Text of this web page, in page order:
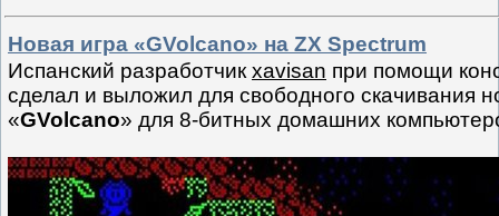
Новая игра «GVolcano» на ZX Spectrum
Испанский разработчик xavisan при помощи
сделал и выложил для свободного скачивания
«GVolcano» для 8-битных домашних